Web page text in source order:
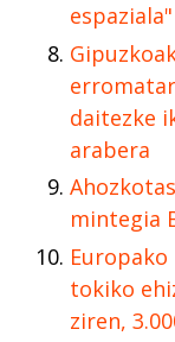
daitezke
arabera
mintegia
tokiko
ziren,